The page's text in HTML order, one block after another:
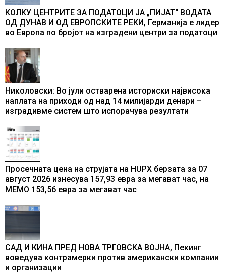
КОЛКУ ЦЕНТРИТЕ ЗА ПОДАТОЦИ ЈА „ПИЈАТ“ ВОДАТА
ОД ДУНАВ И ОД ЕВРОПСКИТЕ РЕКИ, Германија е лидер
во Европа по бројот на изградени центри за податоци
Николовски: Во јули остварена историски највисока
наплата на приходи од над 14 милијарди денари –
изградивме систем што испорачува резултати
Просечната цена на струјата на HUPX берзата за 07
август 2026 изнесува 157,93 евра за мегават час, на
МЕМО 153,56 евра за мегават час
САД И КИНА ПРЕД НОВА ТРГОВСКА ВОЈНА, Пекинг
воведува контрамерки против американски компании
и организации